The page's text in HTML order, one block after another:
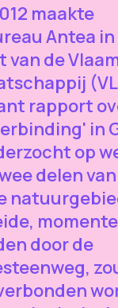
maakte
Antea in
van de
rapport
in
op
delen
door de